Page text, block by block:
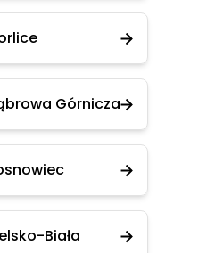
Górnicza
Biała